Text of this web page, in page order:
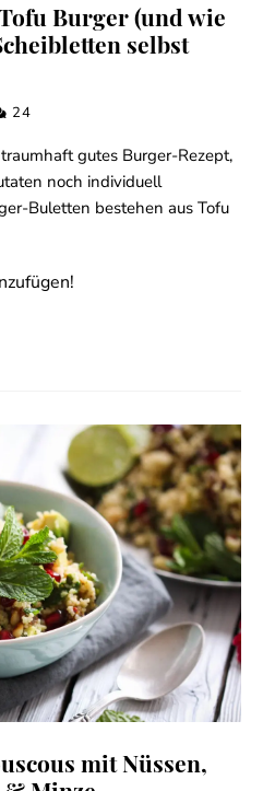
Burger (und wie
selbst
24
gutes Burger-Rezept,
noch individuell
Buletten bestehen aus Tofu
mit Nüssen,